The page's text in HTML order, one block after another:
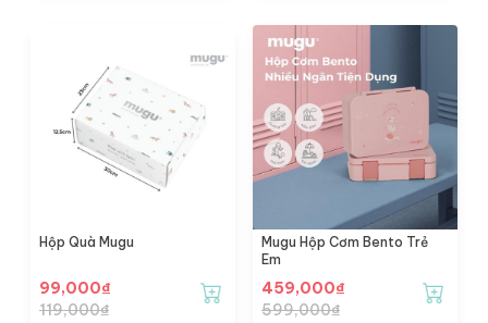
Hộp Quà Mugu
99,000₫
119,000₫
Mugu Hộp Cơm Bento Trẻ
Em
459,000₫
599,000₫